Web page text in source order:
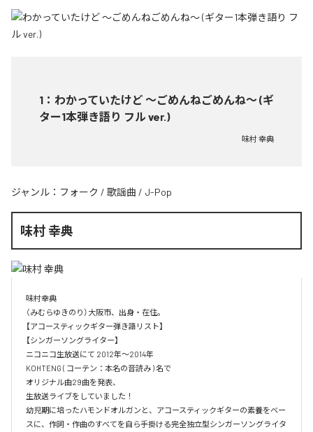
1 ： わかっていたけど ～ごめんねごめんね～ (ギ
ター1本弾き語り フル ver.)
味村 幸典
ジャンル： フォーク / 歌謡曲 / J-Pop
味村 幸典
味村幸典
（みむらゆきのり）大阪市、出身・在住。
【アコースティックギター弾き語リスト】
【シンガーソングライター】
ニコニコ生放送にて 2012年～2014年
KOHTENG ( コーテン：本名の音読み ) 名で
オリジナル曲29曲を発表、
生放送ライブをしていました！
幼児期に培ったハモンドオルガンと、アコースティックギターの素養をベー
スに、作詞・作曲のすべてを自ら手掛ける完全独立型シンガーソングライタ